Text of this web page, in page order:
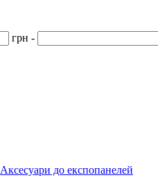
грн -
Аксесуари до експопанелей